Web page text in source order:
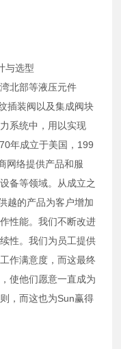
与选型
北部等液压元件
插装阀以及集成阀块
系统中，用以实现
年成立于美国，199
网络提供产品和服
备等领域。从成立之
越的产品为客户增加
性能。我们不断改进
性。我们为员工提供
作满意度，而这最终
使他们愿意一直成为
，而这也为Sun赢得